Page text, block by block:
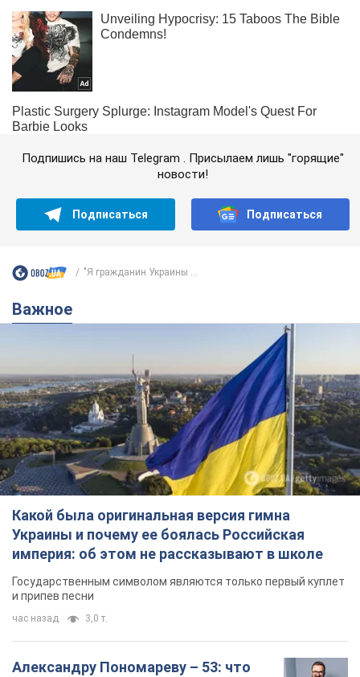
Подпишись на наш Telegram . Присылаем лишь "горящие"
новости!
Подписаться Подписаться
"Я гражданин Украины ...
Важное
Какой была оригинальная версия гимна
Украины и почему ее боялась Российская
империя: об этом не рассказывают в школе
Государственным символом являются только первый куплет
и припев песни
час назад 3,0 т.
Александру Пономареву – 53: что